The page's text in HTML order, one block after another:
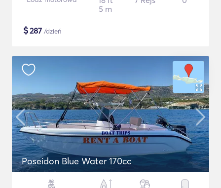
5 m
$287 /dzień
Poseidon Blue Water 170cc